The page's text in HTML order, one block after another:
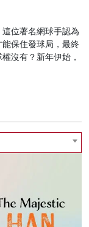
位著名網球手認為
保住發球局，最終
沒有？新年伊始，